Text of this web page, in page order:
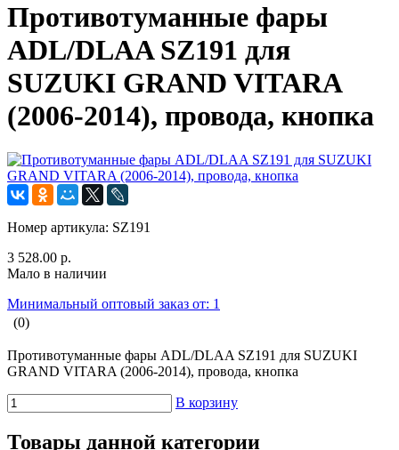
Противотуманные фары
ADL/DLAA SZ191 для
SUZUKI GRAND VITARA
(2006-2014), провода, кнопка
Номер артикула: SZ191
3 528.00 р.
Мало в наличии
Минимальный оптовый заказ от: 1
(0)
Противотуманные фары ADL/DLAA SZ191 для SUZUKI
GRAND VITARA (2006-2014), провода, кнопка
В корзину
Товары данной категории